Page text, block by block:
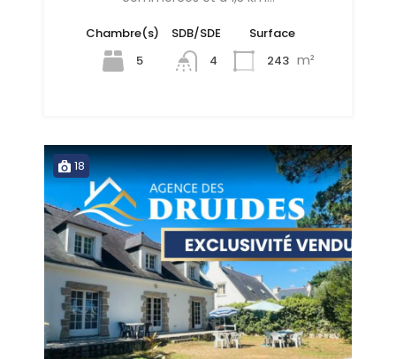
Chambre(s)
5
SDB/SDE
4
Surface
243 m²
18